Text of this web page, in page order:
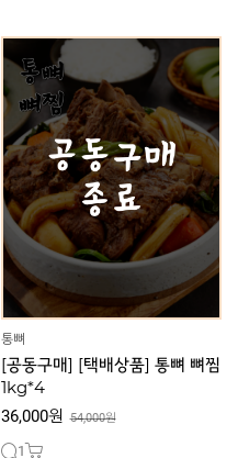
통뼈
[공동구매] [택배상품] 통뼈 뼈찜
1kg*4
36,000원 54,000원
1